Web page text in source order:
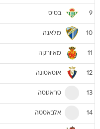
9 בטיס
10 מלאגה
11 מאיורקה
12 אוסאסונה
13 סראגוסה
14 אלבאסטה